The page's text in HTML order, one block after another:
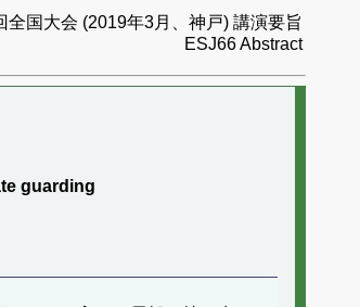
全国大会 (2019年3月、神戸) 講演要旨
ESJ66 Abstract
guarding